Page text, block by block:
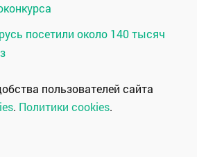
посетили около 140 тысяч
пользователей сайта
. Политики cookies.